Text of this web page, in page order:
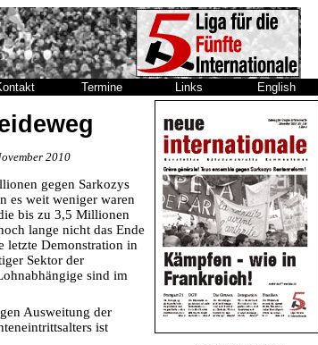
Termine Links English
2010
gegen Sarkozys
es weit weniger waren
bis zu 3,5 Millionen
lange nicht das Ende
letzte Demonstration in
Sektor der
sind im
Ausweitung der
ist